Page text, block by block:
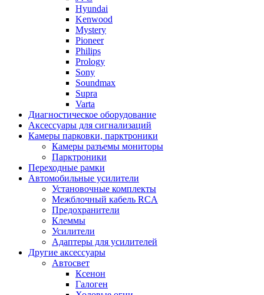
Hyundai
Kenwood
Mystery
Pioneer
Philips
Prology
Sony
Soundmax
Supra
Varta
Диагностическое оборудование
Аксессуары для сигнализаций
Камеры парковки, парктроники
Камеры разъемы мониторы
Парктроники
Переходные рамки
Автомобильные усилители
Установочные комплекты
Межблочный кабель RCA
Предохранители
Клеммы
Усилители
Адаптеры для усилителей
Другие аксессуары
Автосвет
Ксенон
Галоген